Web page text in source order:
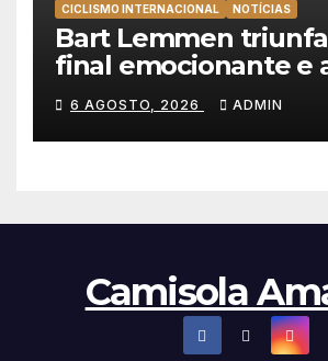
CICLISMO INTERNACIONAL NOTÍCIAS
Bart Lemmen
final emocionante e
a primeira vitória da
na Volta à Polónia
6 AGOSTO, 2026 ADMIN
Camisola